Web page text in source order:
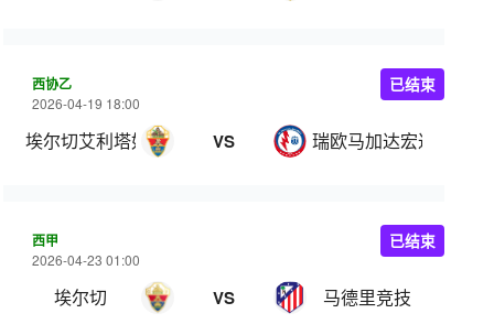
西协乙
2026-04-19 18:00
埃尔切艾利塔奴 VS 瑞欧马加达宏达
已结束
西甲
2026-04-23 01:00
埃尔切 VS 马德里竞技
已结束